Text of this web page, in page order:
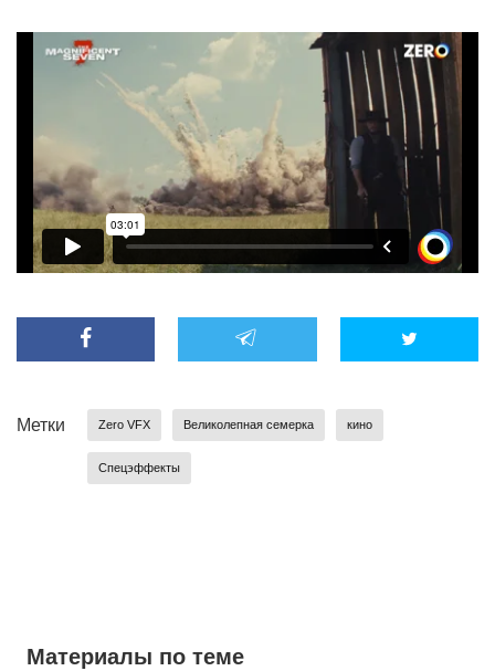
Метки Zero VFX Великолепная семерка кино
Спецэффекты
Материалы по теме